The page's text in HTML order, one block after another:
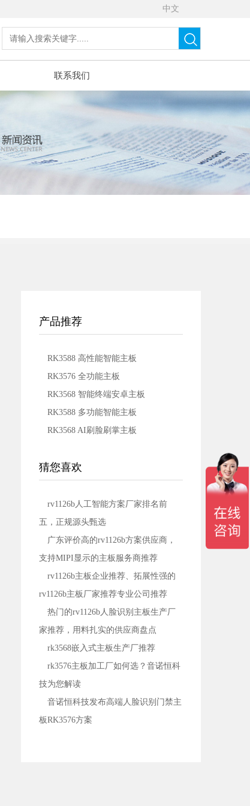
中文
联系我们
产品推荐
RK3588 高性能智能主板
RK3576 全功能主板
RK3568 智能终端安卓主板
RK3588 多功能智能主板
RK3568 AI刷脸刷掌主板
猜您喜欢
rv1126b人工智能方案厂家排名前
五，正规源头甄选
广东评价高的rv1126b方案供应商，
支持MIPI显示的主板服务商推荐
rv1126b主板企业推荐、拓展性强的
rv1126b主板厂家推荐专业公司推荐
热门的rv1126b人脸识别主板生产厂
家推荐，用料扎实的供应商盘点
rk3568嵌入式主板生产厂推荐
rk3576主板加工厂如何选？音诺恒科
技为您解读
音诺恒科技发布高端人脸识别门禁主
板RK3576方案